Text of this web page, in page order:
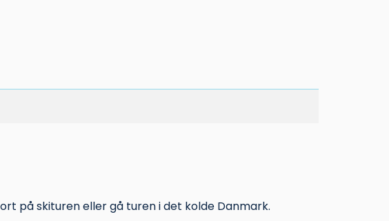
på skituren eller gå turen i det kolde Danmark.